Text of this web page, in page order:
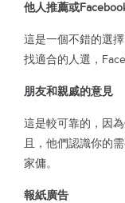
他人推薦或
這是一個不錯的選
找適合的人選，
朋友和親戚的意見
這是較可靠的，因
且，他們認識你的
家傭。
報紙廣告